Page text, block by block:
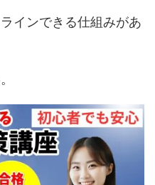
インできる仕組みがあ